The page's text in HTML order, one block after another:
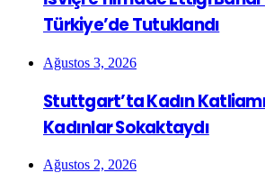
Türkiye’de Tutuklandı
Ağustos 3, 2026
Stuttgart’ta Kadın
Kadınlar Sokaktaydı
Ağustos 2, 2026